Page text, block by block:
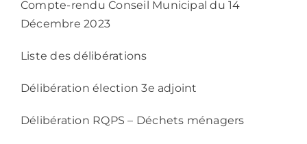
Compte-rendu Conseil Municipal du 14
Décembre 2023
Liste des délibérations
Délibération élection 3e adjoint
Délibération RQPS – Déchets ménagers